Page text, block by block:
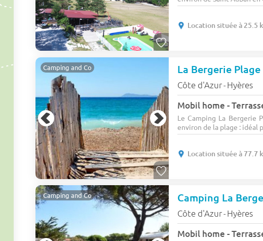
Location située à 25.5
Camping and Co La Bergerie Plage
Côte d'Azur- Hyères
Mobil home -
Le Camping La Bergerie
environ de la plage : idéal
Location située à 77.7
Camping and Co Camping La
Côte d'Azur- Hyères
Mobil home -